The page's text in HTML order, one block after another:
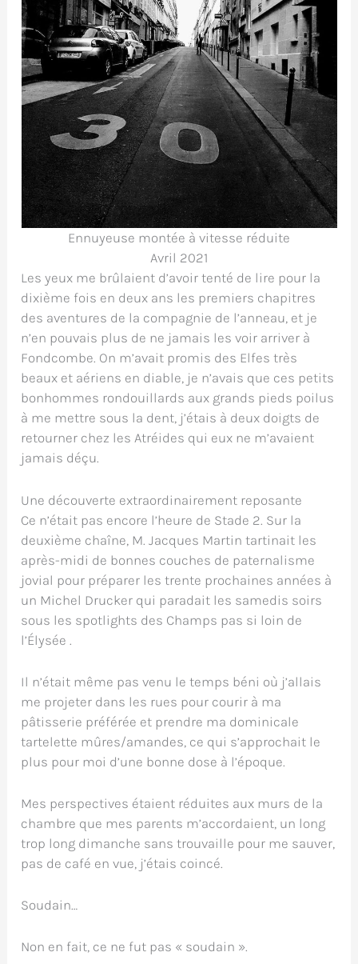
Ennuyeuse montée à vitesse réduite
Avril 2021
Les yeux me brûlaient d’avoir tenté de lire pour la
dixième fois en deux ans les premiers chapitres
des aventures de la compagnie de l’anneau, et je
n’en pouvais plus de ne jamais les voir arriver à
Fondcombe. On m’avait promis des Elfes très
beaux et aériens en diable, je n’avais que ces petits
bonhommes rondouillards aux grands pieds poilus
à me mettre sous la dent, j’étais à deux doigts de
retourner chez les Atréides qui eux ne m’avaient
jamais déçu.
Une découverte extraordinairement reposante
Ce n’était pas encore l’heure de Stade 2. Sur la
deuxième chaîne, M. Jacques Martin tartinait les
après-midi de bonnes couches de paternalisme
jovial pour préparer les trente prochaines années à
un Michel Drucker qui paradait les samedis soirs
sous les spotlights des Champs pas si loin de
l’Élysée .
Il n’était même pas venu le temps béni où j’allais
me projeter dans les rues pour courir à ma
pâtisserie préférée et prendre ma dominicale
tartelette mûres/amandes, ce qui s’approchait le
plus pour moi d’une bonne dose à l’époque.
Mes perspectives étaient réduites aux murs de la
chambre que mes parents m’accordaient, un long
trop long dimanche sans trouvaille pour me sauver,
pas de café en vue, j’étais coincé.
Soudain…
Non en fait, ce ne fut pas « soudain ».